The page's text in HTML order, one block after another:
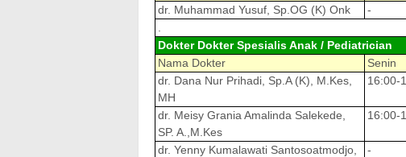
dr. Muhammad Yusuf, Sp.OG (K) Onk
-
Dokter Dokter Spesialis Anak / Pediatrician
Nama Dokter
Senin
dr. Dana Nur Prihadi, Sp.A (K), M.Kes,
MH
16:00-
dr. Meisy Grania Amalinda Salekede,
SP. A.,M.Kes
16:00-
dr. Yenny Kumalawati Santosoatmodjo,
-